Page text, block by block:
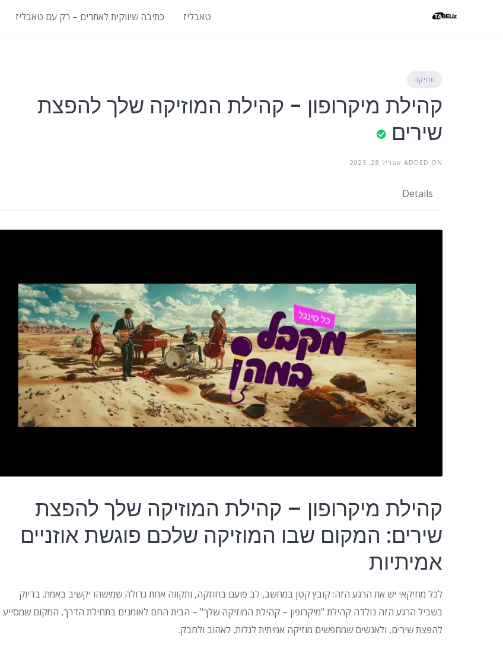
טאבליז כתיבה שיווקית לאתרים – רק עם טאבליז
מוזיקה
קהילת מיקרופון - קהילת המוזיקה שלך להפצת
שירים
ADDED ON אפריל 28, 2025
Details
קהילת מיקרופון – קהילת המוזיקה שלך להפצת
שירים: המקום שבו המוזיקה שלכם פוגשת אוזניים
אמיתיות
לכל מוזיקאי יש את הרגע הזה: קובץ קטן במחשב, לב פועם בחוזקה, ותקווה אחת גדולה שמישהו יקשיב באמת. בדיוק
בשביל הרגע הזה נולדה קהילת "מיקרופון – קהילת המוזיקה שלך" – הבית החם לאומנים בתחילת הדרך, המקום שמסייע
להפצת שירים, ולאנשים שמחפשים מוזיקה אמיתית לגלות, לאהוב ולחבק.